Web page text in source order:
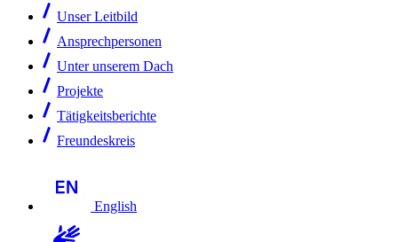
Unser Leitbild
Ansprechpersonen
Unter unserem Dach
Projekte
Tätigkeitsberichte
Freundeskreis
English